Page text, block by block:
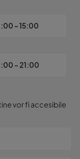
pentru
unei
agenția
- 15:00
- 21:00
vor fi accesibile